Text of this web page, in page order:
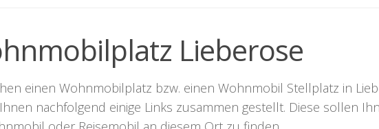
Lieberose
einen Wohnmobilplatz bzw. einen Wohnmobil Stellplatz in
nachfolgend einige Links zusammen gestellt. Diese sollen